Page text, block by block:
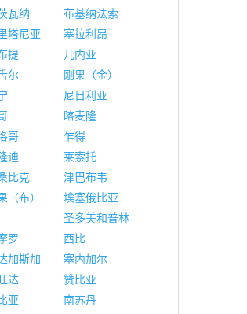
瓦纳
布基纳法索
塔尼亚
塞拉利昂
提
几内亚
尔
刚果（金）
尼日利亚
喀麦隆
哥
乍得
迪
莱索托
比克
津巴布韦
（布）
埃塞俄比亚
罗
圣多美和普林
西比
加斯加
塞内加尔
达
赞比亚
亚
南苏丹